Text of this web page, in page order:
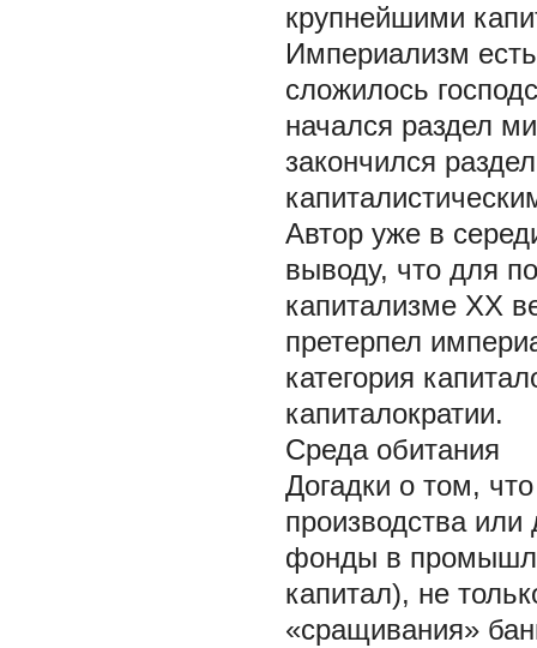
крупнейшими
Империализм
сложилось
начался раздел
закончился
Автор уже в
выводу, что для
капитализме ХХ
претерпел
категория
капиталократии.
Среда обитания
Догадки о том,
производства
фонды в
капитал), не
«сращивания»